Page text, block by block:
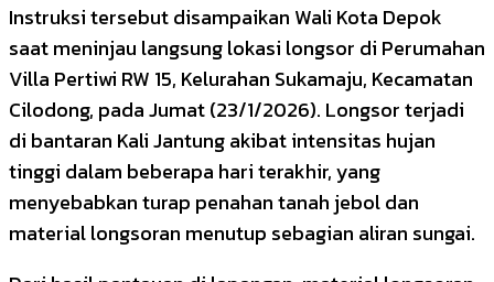
Instruksi tersebut disampaikan Wali Kota Depok
saat meninjau langsung lokasi longsor di Perumahan
Villa Pertiwi RW 15, Kelurahan Sukamaju, Kecamatan
Cilodong, pada Jumat (23/1/2026). Longsor terjadi
di bantaran Kali Jantung akibat intensitas hujan
tinggi dalam beberapa hari terakhir, yang
menyebabkan turap penahan tanah jebol dan
material longsoran menutup sebagian aliran sungai.